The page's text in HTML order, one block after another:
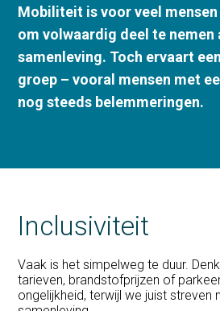
Mobiliteit is voor veel
om volwaardig deel te nemen
samenleving. Toch ervaart
groep – vooral mensen met
nog steeds belemmeringen.
Inclusiviteit
Vaak is het simpelweg te duur.
tarieven, brandstofprijzen of
ongelijkheid, terwijl we juist streven